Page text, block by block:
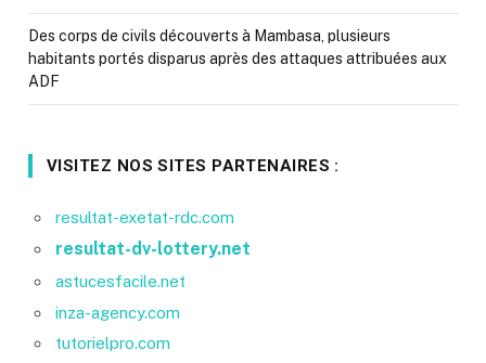
Des corps de civils découverts à Mambasa, plusieurs
habitants portés disparus après des attaques attribuées aux
ADF
VISITEZ NOS SITES PARTENAIRES :
resultat-exetat-rdc.com
resultat-dv-lottery.net
astucesfacile.net
inza-agency.com
tutorielpro.com